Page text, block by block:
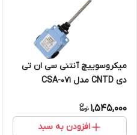
میکروسوییچ آنتنی سی ان تی
دی CNTD مدل CSA-071
1,545,000
افزودن به سبد